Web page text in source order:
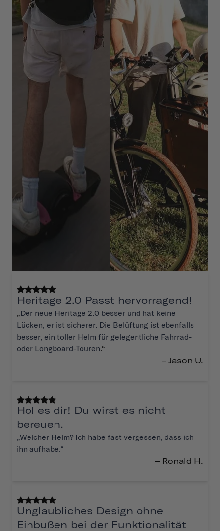
Heritage 2.0 Passt hervorragend!
„Der neue Heritage 2.0 besser und hat keine
Lücken, er ist sicherer. Die Belüftung ist ebenfalls
besser, ein toller Helm für gelegentliche Fahrrad-
oder Longboard-Touren.“
– Jason U.
Hol es dir! Du wirst es nicht
bereuen.
„Welcher Helm? Ich habe fast vergessen, dass ich
ihn aufhabe.“
– Ronald H.
Unglaubliches Design ohne
Einbußen bei der Funktionalität